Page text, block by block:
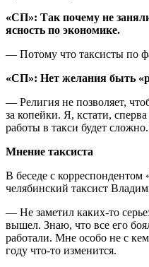
«СП»: Так почему не
ясность по экономике.
— Потому что таксисты по
«СП»: Нет желания быть
— Религия не позволяет,
за копейки. Я, кстати,
работы в такси будет
Мнение таксиста
В беседе с
челябинский таксист
— Не заметил каких-то
вышел. Знаю, что все его
работали. Мне особо не с
году что-то изменится.